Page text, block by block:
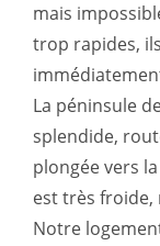
mais
trop rapides,
La péninsule
splendide,
plongée vers
est très froide,
Notre